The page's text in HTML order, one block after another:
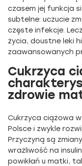
czasem jej funkcja
subtelne: uczucie
częste infekcje.
życia, doustne leki
zaawansowanych
Cukrzyca
zdrowie
Cukrzyca ciążowa
Polsce i zwykle
Przyczyną są
wrażliwość na
powikłań u matki,